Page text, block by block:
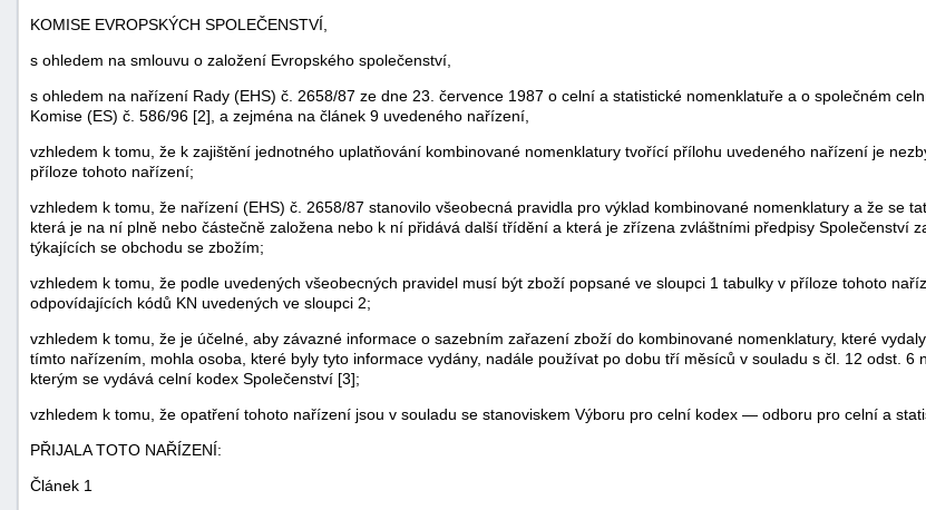
KOMISE EVROPSKÝCH SPOLEČENSTVÍ,
s ohledem na smlouvu o založení Evropského společenství,
s ohledem na nařízení Rady (EHS) č. 2658/87 ze dne 23. července 1987 o celní a statistické nomenklatuře a o společném
Komise (ES) č. 586/96 [2], a zejména na článek 9 uvedeného nařízení,
vzhledem k tomu, že k zajištění jednotného uplatňování kombinované nomenklatury tvořící přílohu uvedeného nařízení je
příloze tohoto nařízení;
vzhledem k tomu, že nařízení (EHS) č. 2658/87 stanovilo všeobecná pravidla pro výklad kombinované nomenklatury a že se
která je na ní plně nebo částečně založena nebo k ní přidává další třídění a která je zřízena zvláštními předpisy Společenství
týkajících se obchodu se zbožím;
vzhledem k tomu, že podle uvedených všeobecných pravidel musí být zboží popsané ve sloupci 1 tabulky v příloze tohoto
odpovídajících kódů KN uvedených ve sloupci 2;
vzhledem k tomu, že je účelné, aby závazné informace o sazebním zařazení zboží do kombinované nomenklatury, které
tímto nařízením, mohla osoba, které byly tyto informace vydány, nadále používat po dobu tří měsíců v souladu s čl. 12 odst. 6
kterým se vydává celní kodex Společenství [3];
vzhledem k tomu, že opatření tohoto nařízení jsou v souladu se stanoviskem Výboru pro celní kodex — odboru pro celní a
PŘIJALA TOTO NAŘÍZENÍ:
Článek 1